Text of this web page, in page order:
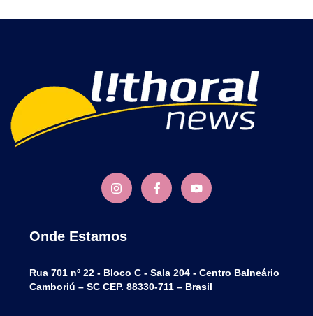
Onde Estamos
Rua 701 nº 22 - Bloco C - Sala 204 - Centro Balneário
Camboriú – SC CEP. 88330-711 – Brasil